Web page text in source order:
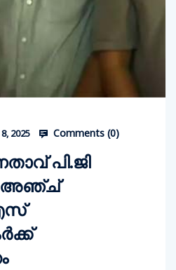
2025 Comments (0)
പി.ജി
അഞ്ച്